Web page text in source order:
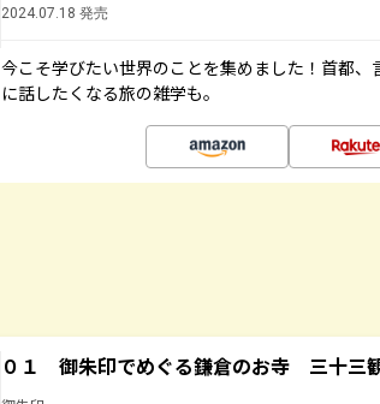
2024.07.18 発売
今こそ学びたい世界のことを集めました！首都
に話したくなる旅の雑学も。
０１ 御朱印でめぐる鎌倉のお寺 三十三